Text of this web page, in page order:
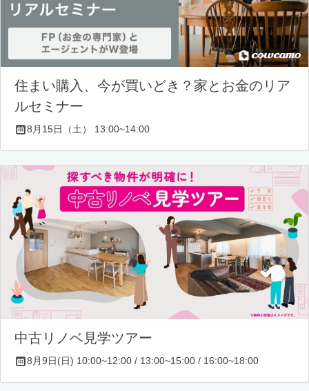
住まい購入、今が買いどき？家とお金のリア
ルセミナー
8月15日（土） 13:00~14:00
中古リノベ見学ツアー
8月9日(日) 10:00~12:00 / 13:00~15:00 / 16:00~18:00